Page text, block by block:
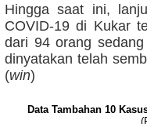
Hingga saat ini,
COVID-19 di Kukar
dari 94 orang
dinyatakan telah
(win)
Data Tambahan 10